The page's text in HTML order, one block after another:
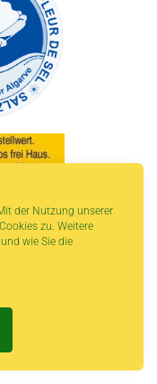
der Nutzung unserer
zu. Weitere
wie Sie die
für andere Länder